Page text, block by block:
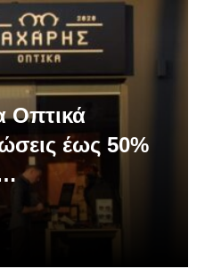
Οπτικά
έως 50%